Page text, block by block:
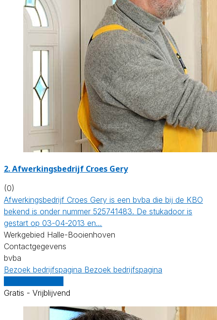
2. Afwerkingsbedrijf Croes Gery
(0)
Afwerkingsbedrijf Croes Gery is een bvba die bij de KBO
bekend is onder nummer 525741483. De stukadoor is
gestart op 03-04-2013 en…
Werkgebied Halle-Booienhoven
Contactgegevens
bvba
Bezoek bedrijfspagina Bezoek bedrijfspagina
Gratis - Vrijblijvend